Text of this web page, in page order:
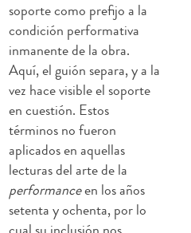
soporte como prefijo a la
condición performativa
inmanente de la obra.
Aquí, el guión separa, y a la
vez hace visible el soporte
en cuestión. Estos
términos no fueron
aplicados en aquellas
lecturas del arte de la
performanceen los años
setenta y ochenta, por lo